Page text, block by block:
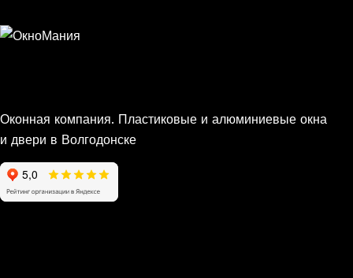
Оконная компания. Пластиковые и алюминиевые окна
и двери в Волгодонске